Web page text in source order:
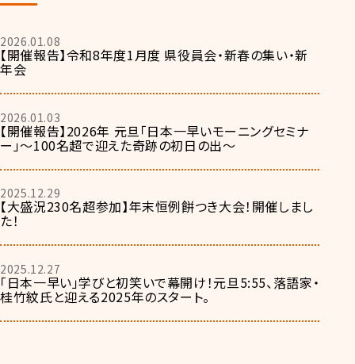
2026.01.08
【開催報告】令和8年度1月度 県役員会・新春の集い・新
年会
2026.01.03
【開催報告】2026年 元旦「日本一早いモーニングセミナ
ー」～100名超で迎えた奇跡の初日の出～
2025.12.29
【大盛況230名超参加】年末恒例餅つき大会！開催しまし
た！
2025.12.27
「日本一早い」学びと初笑いで幕開け！元旦5:55、落語家・
桂竹紋氏と迎える2025年のスタート。